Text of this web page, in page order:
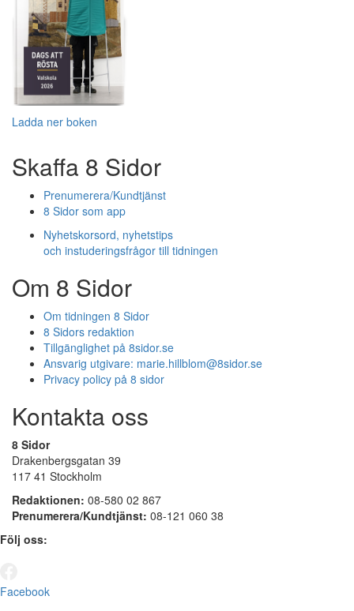
Ladda ner boken
Skaffa 8 Sidor
Prenumerera/Kundtjänst
8 Sidor som app
Nyhetskorsord, nyhetstips
och instuderingsfrågor till tidningen
Om 8 Sidor
Om tidningen 8 Sidor
8 Sidors redaktion
Tillgänglighet på 8sidor.se
Ansvarig utgivare: marie.hillblom@8sidor.se
Privacy policy på 8 sidor
Kontakta oss
8 Sidor
Drakenbergsgatan 39
117 41 Stockholm
Redaktionen: 08-580 02 867
Prenumerera/Kundtjänst: 08-121 060 38
Följ oss:
Facebook